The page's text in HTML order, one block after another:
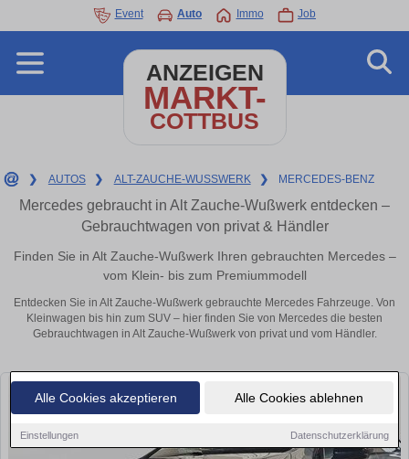
Alle Cookies akzeptieren Alle Cookies ablehnen
Einstellungen Datenschutzerklärung
Event Auto Immo Job
ANZEIGEN
MARKT-
COTTBUS
❯ AUTOS ❯ ALT-ZAUCHE-WUSSWERK ❯ MERCEDES-BENZ
Mercedes gebraucht in Alt Zauche-Wußwerk entdecken –
Gebrauchtwagen von privat & Händler
Finden Sie in Alt Zauche-Wußwerk Ihren gebrauchten Mercedes –
vom Klein- bis zum Premiummodell
Entdecken Sie in Alt Zauche-Wußwerk gebrauchte Mercedes Fahrzeuge. Von
Kleinwagen bis hin zum SUV – hier finden Sie von Mercedes die besten
Gebrauchtwagen in Alt Zauche-Wußwerk von privat und vom Händler.